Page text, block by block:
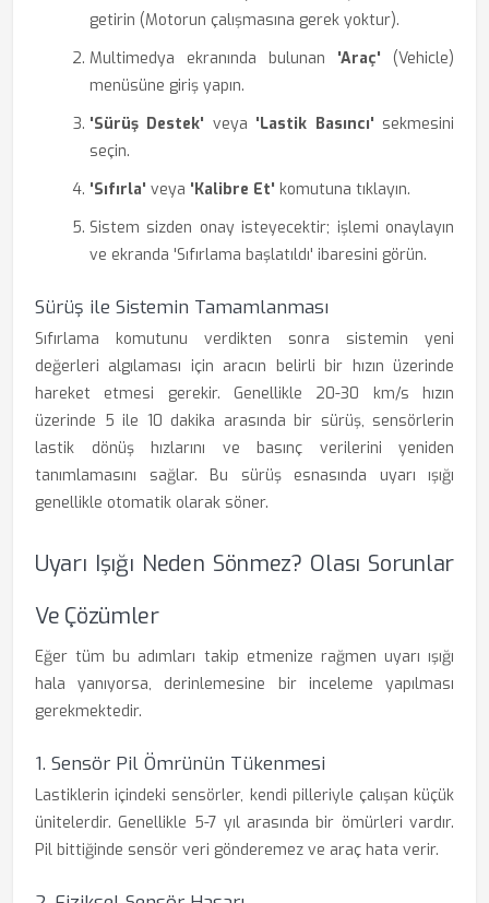
getirin (Motorun çalışmasına gerek yoktur).
Multimedya ekranında bulunan 'Araç' (Vehicle)
menüsüne giriş yapın.
'Sürüş Destek' veya 'Lastik Basıncı' sekmesini
seçin.
'Sıfırla' veya 'Kalibre Et' komutuna tıklayın.
Sistem sizden onay isteyecektir; işlemi onaylayın
ve ekranda 'Sıfırlama başlatıldı' ibaresini görün.
Sürüş ile Sistemin Tamamlanması
Sıfırlama komutunu verdikten sonra sistemin yeni
değerleri algılaması için aracın belirli bir hızın üzerinde
hareket etmesi gerekir. Genellikle 20-30 km/s hızın
üzerinde 5 ile 10 dakika arasında bir sürüş, sensörlerin
lastik dönüş hızlarını ve basınç verilerini yeniden
tanımlamasını sağlar. Bu sürüş esnasında uyarı ışığı
genellikle otomatik olarak söner.
Uyarı Işığı Neden Sönmez? Olası Sorunlar
Ve Çözümler
Eğer tüm bu adımları takip etmenize rağmen uyarı ışığı
hala yanıyorsa, derinlemesine bir inceleme yapılması
gerekmektedir.
1. Sensör Pil Ömrünün Tükenmesi
Lastiklerin içindeki sensörler, kendi pilleriyle çalışan küçük
ünitelerdir. Genellikle 5-7 yıl arasında bir ömürleri vardır.
Pil bittiğinde sensör veri gönderemez ve araç hata verir.